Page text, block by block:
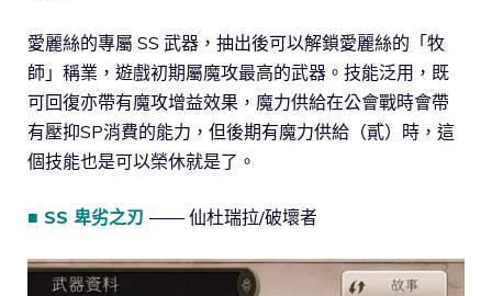
愛麗絲的專屬 SS 武器，抽出後可以解鎖愛麗絲的「牧
師」稱業，遊戲初期屬魔攻最高的武器。技能泛用，既
可回復亦帶有魔攻增益效果，魔力供給在公會戰時會帶
有壓抑SP消費的能力，但後期有魔力供給（貳）時，這
個技能也是可以榮休就是了。
■ SS 卑劣之刃 —— 仙杜瑞拉/破壞者